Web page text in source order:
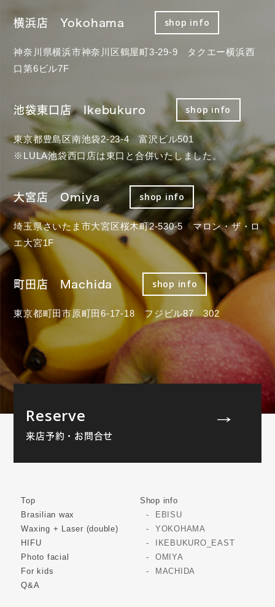
横浜店 Yokohama shop info
神奈川県横浜市神奈川区鶴屋町3-29-9 タクエー横浜西
口第6ビル7F
池袋東口店 Ikebukuro shop info
東京都豊島区南池袋2-23-4 富沢ビル501
※LULA池袋西口店は東口と合併いたしました。
大宮店 Omiya shop info
埼玉県さいたま市大宮区桜木町2-530-5 マロン・ザ・ロ
エ大宮1F
町田店 Machida shop info
東京都町田市原町田6-17-18 フジビル87 302
Reserve
来店予約・お問合せ
Top
Brasilian wax
Waxing + Laser (double)
HIFU
Photo facial
For kids
Q&A
Shop info
EBISU
YOKOHAMA
IKEBUKURO_EAST
OMIYA
MACHIDA